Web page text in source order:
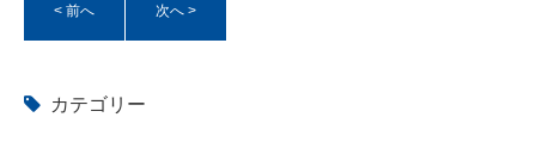
< 前へ 次へ >
カテゴリー